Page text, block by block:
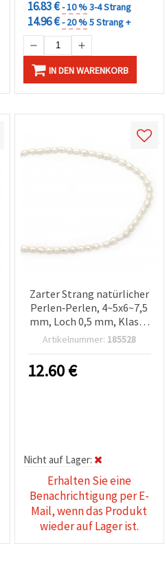
16.83 €- 10 %3-4 Strang
14.96 €- 20 %5 Strang +
IN DEN WARENKORB
Zarter Strang natürlicher
Perlen‑Perlen, 4~5x6~7,5
mm, Loch 0,5 mm, Klasse
AA, Cremefarbe, ca. 58 Stk
zum Basteln & für DIY
Schmuckherstellung
Artikelnummer: 185528
12.60€
Nicht auf Lager:
Erhalten Sie eine
Benachrichtigung per E-
Mail, wenn das Produkt
wieder auf Lager ist.